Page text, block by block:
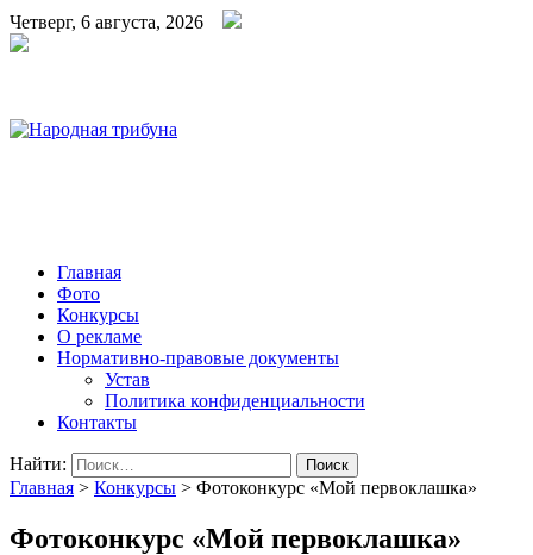
Четверг, 6 августа, 2026
Главная
Фото
Конкурсы
О рекламе
Нормативно-правовые документы
Устав
Политика конфиденциальности
Контакты
Найти:
Главная > Конкурсы > Фотоконкурс «Мой первоклашка»
Фотоконкурс «Мой первоклашка»